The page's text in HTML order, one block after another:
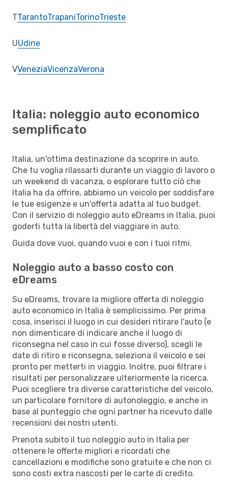
TTarantoTrapaniTorinoTrieste
UUdine
VVeneziaVicenzaVerona
Italia: noleggio auto economico
semplificato
Italia, un'ottima destinazione da scoprire in auto.
Che tu voglia rilassarti durante un viaggio di lavoro o
un weekend di vacanza, o esplorare tutto ciò che
Italia ha da offrire, abbiamo un veicolo per soddisfare
le tue esigenze e un'offerta adatta al tuo budget.
Con il servizio di noleggio auto eDreams in Italia, puoi
goderti tutta la libertà del viaggiare in auto.
Guida dove vuoi, quando vuoi e con i tuoi ritmi.
Noleggio auto a basso costo con
eDreams
Su eDreams, trovare la migliore offerta di noleggio
auto economico in Italia è semplicissimo. Per prima
cosa, inserisci il luogo in cui desideri ritirare l'auto (e
non dimenticare di indicare anche il luogo di
riconsegna nel caso in cui fosse diverso), scegli le
date di ritiro e riconsegna, seleziona il veicolo e sei
pronto per metterti in viaggio. Inoltre, puoi filtrare i
risultati per personalizzare ulteriormente la ricerca.
Puoi scegliere tra diverse caratteristiche del veicolo,
un particolare fornitore di autonoleggio, e anche in
base al punteggio che ogni partner ha ricevuto dalle
recensioni dei nostri utenti.
Prenota subito il tuo noleggio auto in Italia per
ottenere le offerte migliori e ricordati che
cancellazioni e modifiche sono gratuite e che non ci
sono costi extra nascosti per le carte di credito.